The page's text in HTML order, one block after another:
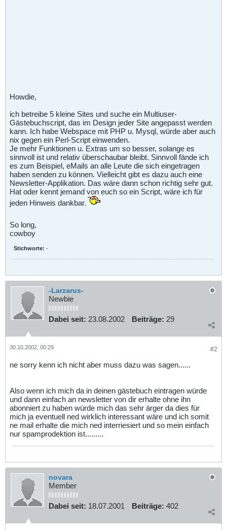
Howdie,
ich betreibe 5 kleine Sites und suche ein Multiuser-
Gästebuchscript, das im Design jeder Site angepasst werden
kann. Ich habe Webspace mit PHP u. Mysql, würde aber auch
nix gegen ein Perl-Script einwenden.
Je mehr Funktionen u. Extras um so besser, solange es
sinnvoll ist und relativ überschaubar bleibt. Sinnvoll fände ich
es zum Beispiel, eMails an alle Leute die sich eingetragen
haben senden zu können. Vielleicht gibt es dazu auch eine
Newsletter-Applikation. Das wäre dann schon richtig sehr gut.
Hat oder kennt jemand von euch so ein Script, wäre ich für
jeden Hinweis dankbar.
So long,
cowboy
Stichworte: -
-Larzarus-
Newbie
Dabei seit: 23.08.2002 Beiträge: 29
#2
30.10.2002, 00:29
ne sorry kenn ich nicht aber muss dazu was sagen......
Also wenn ich mich da in deinen gästebuch eintragen würde
und dann einfach an newsletter von dir erhalte ohne ihn
abonniert zu haben würde mich das sehr ärger da dies für
mich ja eventuell ned wirklich interessant wäre und ich somit
ne mail erhalte die mich ned interriesiert und so mein einfach
nur spamprodektion ist.........
novara
Member
Dabei seit: 18.07.2001 Beiträge: 402